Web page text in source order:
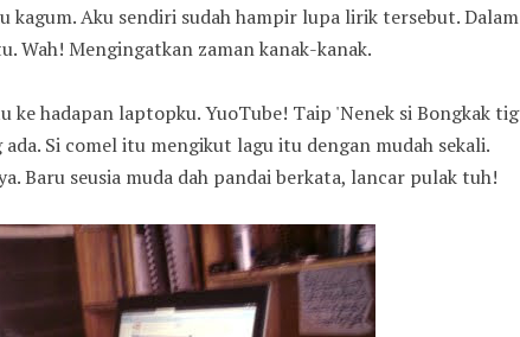
kagum. Aku sendiri sudah hampir lupa lirik tersebut. Dalam
Wah! Mengingatkan zaman kanak-kanak.
ke hadapan laptopku. YuoTube! Taip 'Nenek si Bongkak
Si comel itu mengikut lagu itu dengan mudah sekali.
Baru seusia muda dah pandai berkata, lancar pulak tuh!